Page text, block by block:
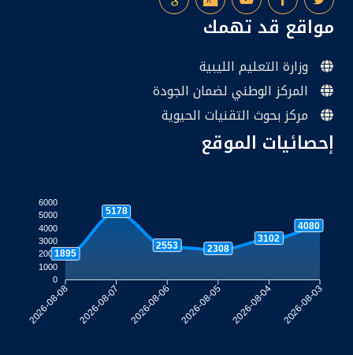
مواقع قد تهمك
وزارة التعليم الليبية
المركز الوطني لضمان الجودة
مركز بحوث التقنيات الحيوية
إحصائيات الموقع
6000
5000
4000
3000
2000
1000
0
1895
5178
2553 2308
3102
4080
2026-08-08 2026-08-07 2026-08-06 2026-08-05 2026-08-04 2026-08-03